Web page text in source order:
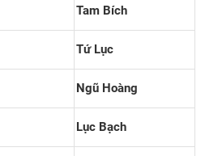
Tam Bích
Tứ Lục
Ngũ Hoàng
Lục Bạch